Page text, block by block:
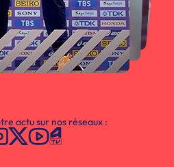
actu sur nos réseaux :